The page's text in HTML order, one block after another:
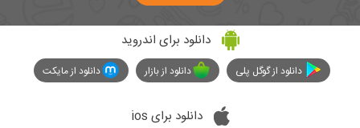
دانلود برای اندروید
دانلود از گوگل پلی دانلود از بازار دانلود از مایکت
دانلود برای ios